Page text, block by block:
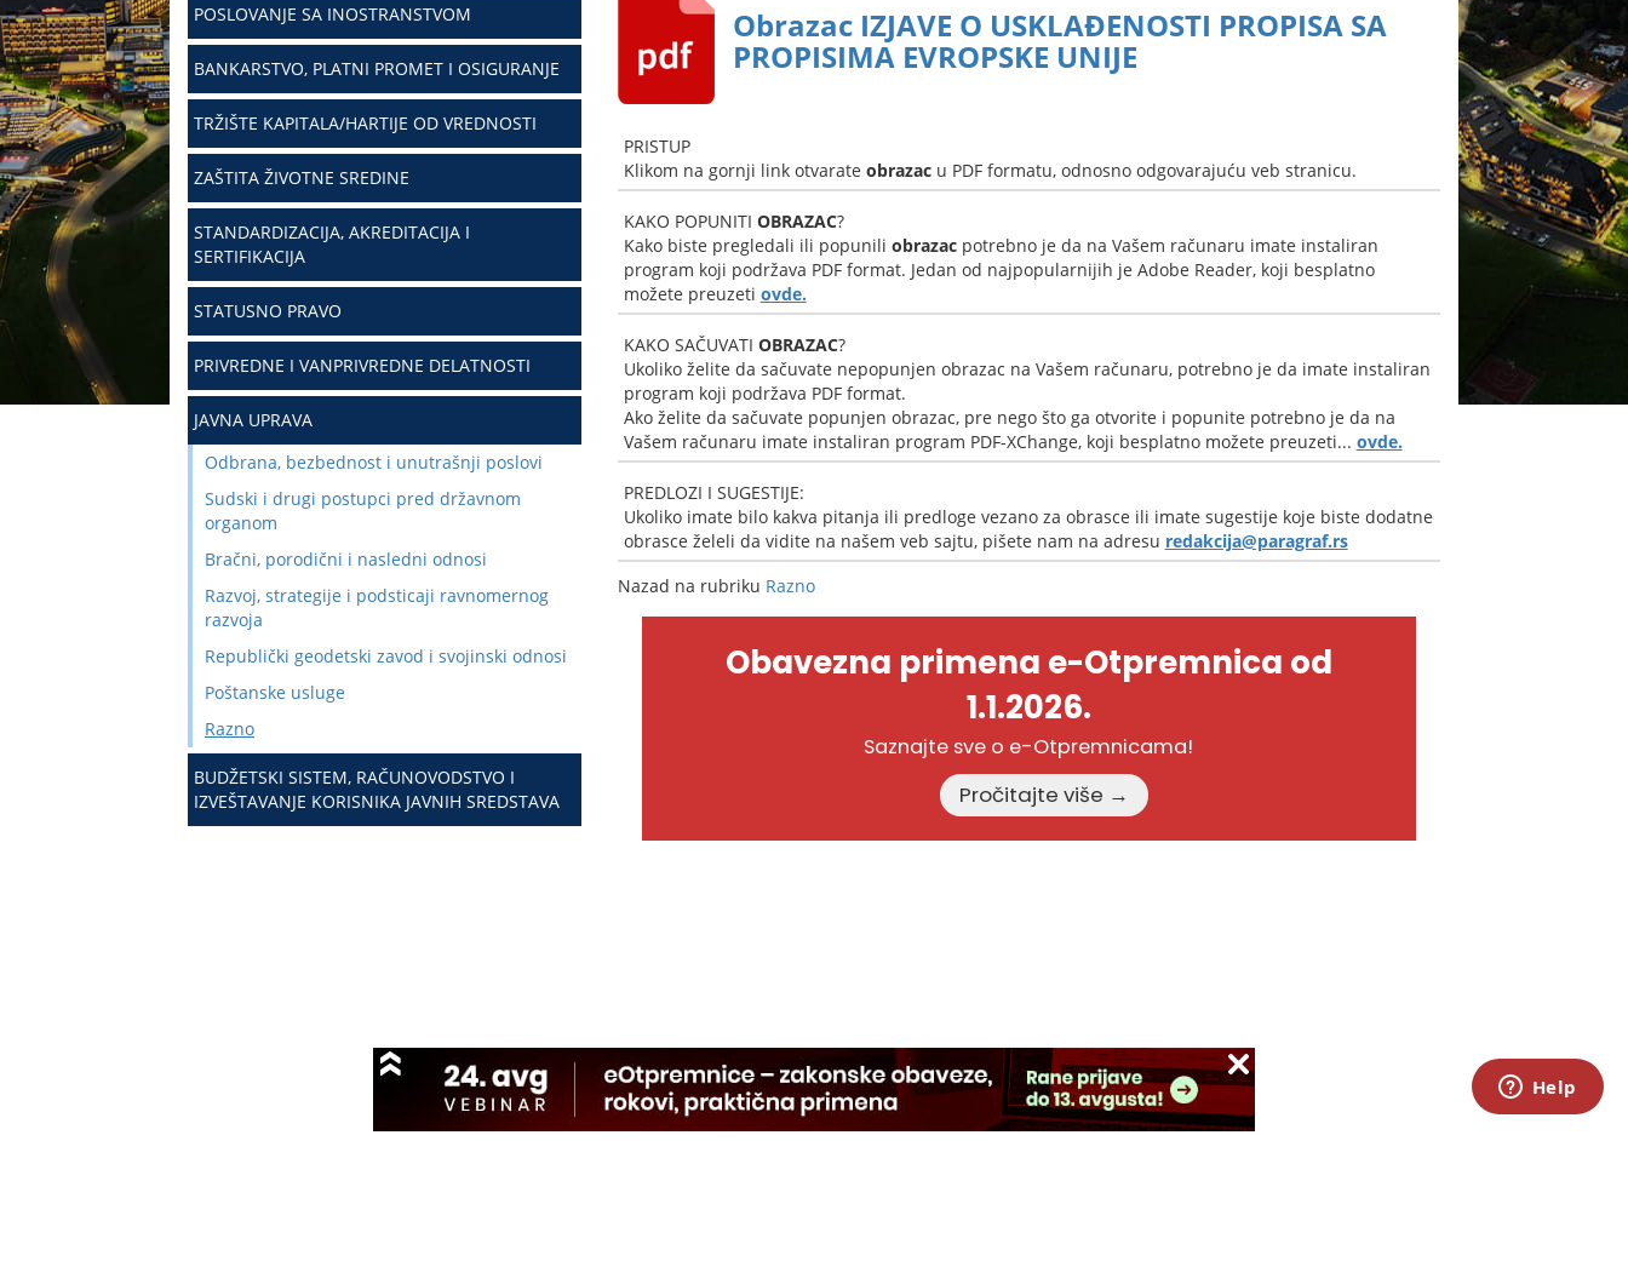
POSLOVANJE SA INOSTRANSTVOM
BANKARSTVO, PLATNI PROMET I OSIGURANJE
TRŽIŠTE KAPITALA/HARTIJE OD VREDNOSTI
ZAŠTITA ŽIVOTNE SREDINE
STANDARDIZACIJA, AKREDITACIJA I
SERTIFIKACIJA
STATUSNO PRAVO
PRIVREDNE I VANPRIVREDNE DELATNOSTI
JAVNA UPRAVA
Odbrana, bezbednost i unutrašnji poslovi
Sudski i drugi postupci pred državnom
organom
Bračni, porodični i nasledni odnosi
Razvoj, strategije i podsticaji ravnomernog
razvoja
Republički geodetski zavod i svojinski odnosi
Poštanske usluge
Razno
BUDŽETSKI SISTEM, RAČUNOVODSTVO I
IZVEŠTAVANJE KORISNIKA JAVNIH SREDSTAVA
Obrazac IZJAVE O USKLAĐENOSTI PROPISA SA
PROPISIMA EVROPSKE UNIJE
PRISTUP
Klikom na gornji link otvarate obrazacu PDF formatu, odnosno odgovarajuću veb stranicu.
KAKO POPUNITI OBRAZAC?
Kako biste pregledali ili popunili obrazacpotrebno je da na Vašem računaru imate instaliran
program koji podržava PDF format. Jedan od najpopularnijih je Adobe Reader, koji besplatno
možete preuzeti ovde.
KAKO SAČUVATI OBRAZAC?
Ukoliko želite da sačuvate nepopunjen obrazac na Vašem računaru, potrebno je da imate instaliran
program koji podržava PDF format.
Ako želite da sačuvate popunjen obrazac, pre nego što ga otvorite i popunite potrebno je da na
Vašem računaru imate instaliran program PDF-XChange, koji besplatno možete preuzeti... ovde.
PREDLOZI I SUGESTIJE:
Ukoliko imate bilo kakva pitanja ili predloge vezano za obrasce ili imate sugestije koje biste dodatne
obrasce želeli da vidite na našem veb sajtu, pišete nam na adresu redakcija@paragraf.rs
Nazad na rubriku Razno
Obavezna primena e-Otpremnica od
1.1.2026.
Saznajte sve o e-Otpremnicama!
Pročitajte više →